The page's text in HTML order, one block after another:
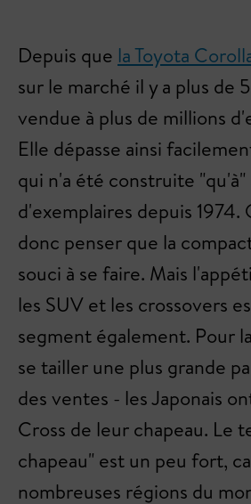
Depuis que la Toyota
sur le marché il y a plus de
vendue à plus de millions
Elle dépasse ainsi
qui n'a été construite
d'exemplaires depuis
donc penser que la
souci à se faire. Mais
les SUV et les crossovers
segment également. Pour
se tailler une plus grande
des ventes - les Japonais
Cross de leur chapeau. Le
chapeau" est un peu fort,
nombreuses régions du